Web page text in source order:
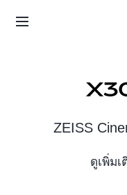
ลงชื่อเข้าใช้/ลงทะเบียน
ZEISS
ดูเพิ่มเ